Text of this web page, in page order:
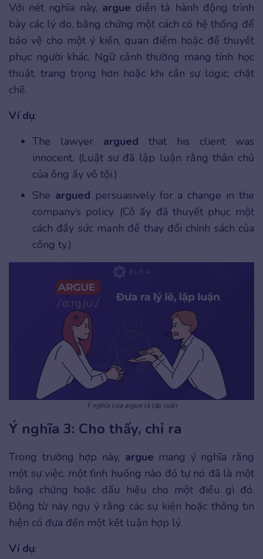
Với nét nghĩa này, argue diễn tả hành động trình
bày các lý do, bằng chứng một cách có hệ thống để
bảo vệ cho một ý kiến, quan điểm hoặc để thuyết
phục người khác. Ngữ cảnh thường mang tính học
thuật, trang trọng hơn hoặc khi cần sự logic, chặt
chẽ.
Ví dụ:
The lawyer argued that his client was
innocent. (Luật sư đã lập luận rằng thân chủ
của ông ấy vô tội.)
She argued persuasively for a change in the
company’s policy. (Cô ấy đã thuyết phục một
cách đầy sức mạnh để thay đổi chính sách của
công ty.)
Ý nghĩa của argue là lập luận
Ý nghĩa 3: Cho thấy, chỉ ra
Trong trường hợp này, argue mang ý nghĩa rằng
một sự việc, một tình huống nào đó tự nó đã là một
bằng chứng hoặc dấu hiệu cho một điều gì đó.
Động từ này ngụ ý rằng các sự kiện hoặc thông tin
hiện có đưa đến một kết luận hợp lý.
Ví dụ: